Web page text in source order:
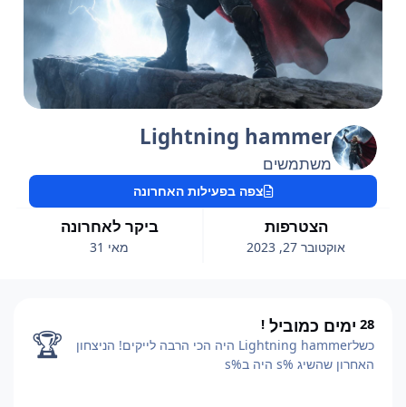
Lightning hammer
משתמשים
הצטרפות
אוקטובר 27, 2023
ביקר לאחרונה
מאי 31
צפה בפעילות האחרונה
28 ימים כמוביל !
כשלLightning hammer היה הכי הרבה לייקים!
הניצחון
האחרון שהשיג %s היה ב%s
🏆